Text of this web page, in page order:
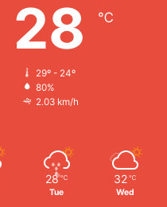
28 ℃
29º - 24º
80%
2.03 km/h
28 ℃
Tue
32 ℃
Wed